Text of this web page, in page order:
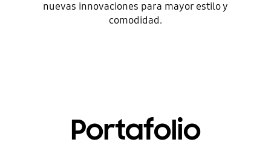
nuevas innovaciones para mayor estilo y
comodidad.
Portafolio